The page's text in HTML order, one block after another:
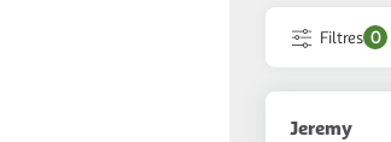
Filtres 0
Jeremy